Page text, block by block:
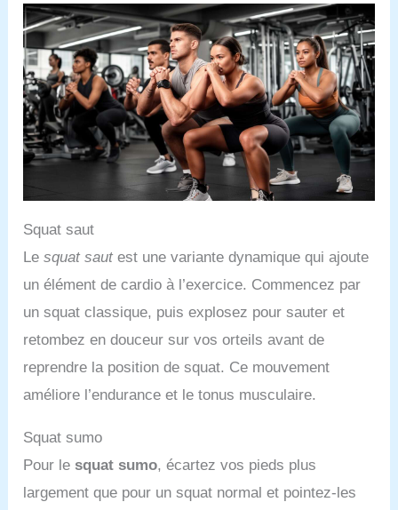
Squat saut
Lesquat sautest une variante dynamique qui ajoute
un élément de cardio à l’exercice. Commencez par
un squat classique, puis explosez pour sauter et
retombez en douceur sur vos orteils avant de
reprendre la position de squat. Ce mouvement
améliore l’endurance et le tonus musculaire.
Squat sumo
Pour lesquat sumo, écartez vos pieds plus
largement que pour un squat normal et pointez-les